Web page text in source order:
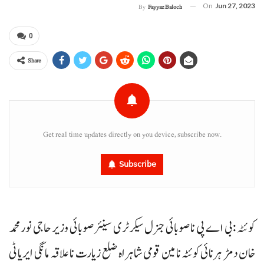
By Fayyaz Baloch On Jun 27, 2023
0
Share
Get real time updates directly on you device, subscribe now.
Subscribe
کوئٹہ : بی اے پی نا صوبائی جنرل سیکرٹری سینئر صوبائی وزیر حاجی نورمحمد
خان دمڑ ہرنائی کوئٹہ نا مین قومی شاہراہ ضلع زیارت نا علاقہ مانگی ایریا ٹی